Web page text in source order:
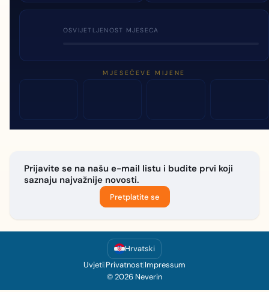
OSVIJETLJENOST MJESECA
MJESEČEVE MIJENE
Prijavite se na našu e-mail listu i budite prvi koji
saznaju najvažnije novosti.
Pretplatite se
Hrvatski
Uvjeti|Privatnost|Impressum
© 2026 Neverin